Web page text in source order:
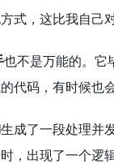
式，这比我自己
也不是万能的。它
代码，有时候也
生成了一段处理并
，出现了一个逻辑